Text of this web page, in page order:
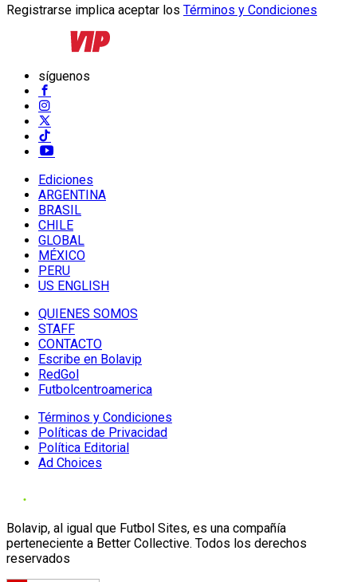
Registrarse implica aceptar los Términos y Condiciones
síguenos
Ediciones
ARGENTINA
BRASIL
CHILE
GLOBAL
MÉXICO
PERU
US ENGLISH
QUIENES SOMOS
STAFF
CONTACTO
Escribe en Bolavip
RedGol
Futbolcentroamerica
Términos y Condiciones
Políticas de Privacidad
Política Editorial
Ad Choices
Bolavip, al igual que Futbol Sites, es una compañía
perteneciente a Better Collective. Todos los derechos
reservados